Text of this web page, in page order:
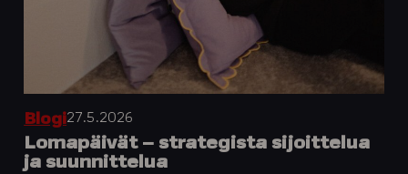
Blogi27.5.2026
Lomapäivät – strategista sijoittelua
ja suunnittelua